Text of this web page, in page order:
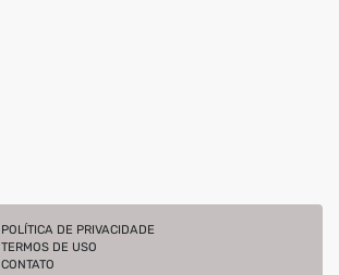
POLÍTICA DE PRIVACIDADE
TERMOS DE USO
CONTATO